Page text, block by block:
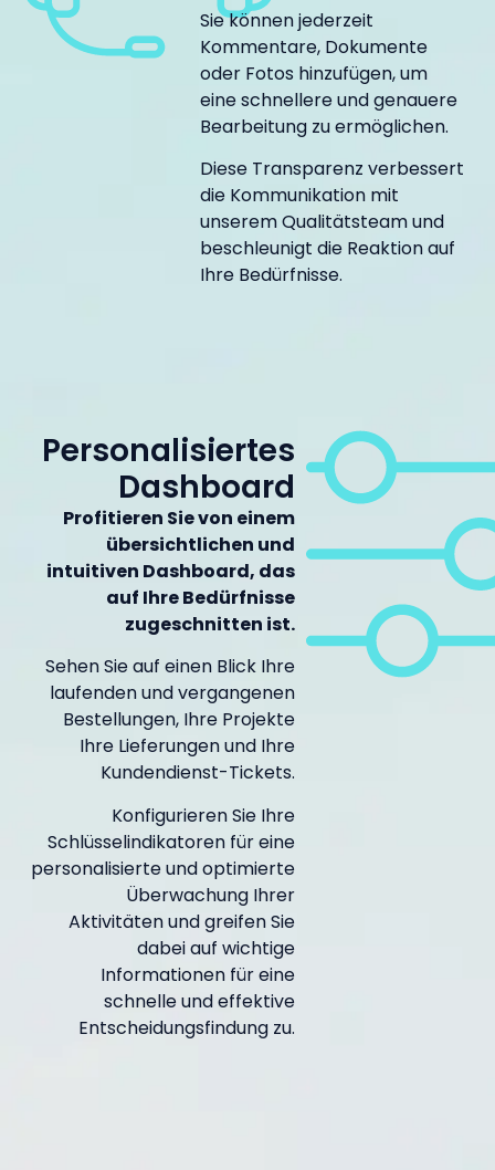
Sie können jederzeit
Kommentare, Dokumente
oder Fotos hinzufügen, um
eine schnellere und genauere
Bearbeitung zu ermöglichen.
Diese Transparenz verbessert
die Kommunikation mit
unserem Qualitätsteam und
beschleunigt die Reaktion auf
Ihre Bedürfnisse.
Personalisiertes
Dashboard
Profitieren Sie von einem
übersichtlichen und
intuitiven Dashboard, das
auf Ihre Bedürfnisse
zugeschnitten ist.
Sehen Sie auf einen Blick Ihre
laufenden und vergangenen
Bestellungen, Ihre Projekte
Ihre Lieferungen und Ihre
Kundendienst-Tickets.
Konfigurieren Sie Ihre
Schlüsselindikatoren für eine
personalisierte und optimierte
Überwachung Ihrer
Aktivitäten und greifen Sie
dabei auf wichtige
Informationen für eine
schnelle und effektive
Entscheidungsfindung zu.